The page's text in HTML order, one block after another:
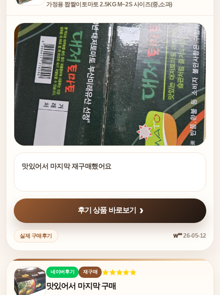
가정용 짭짤이토마토 2.5KG M~2S 사이즈(중,소과)
맛있어서 마지막 재구매했어요
후기 상품 바로보기
실제 구매후기 w**26-05-12
네이버후기 재구매
맛있어서 마지막 구매